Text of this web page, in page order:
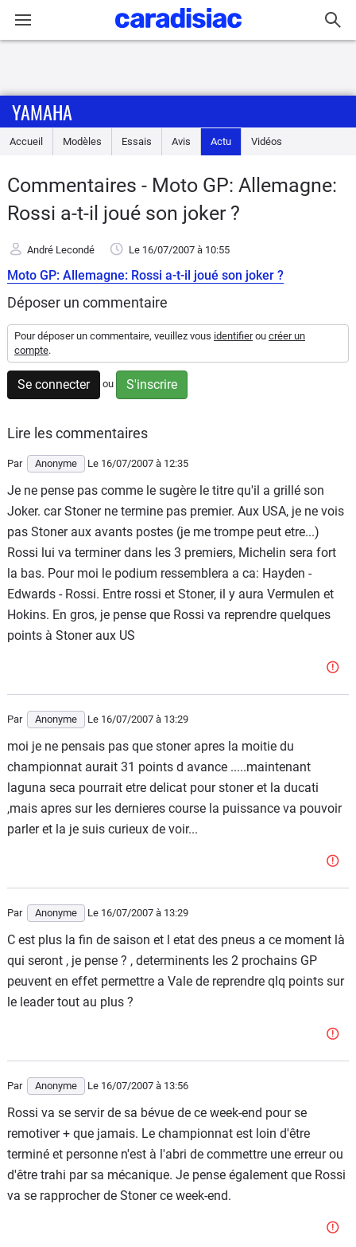
Accueil
Essais
Avis
Scooters
&
125
Marques
Services
Auto
YAMAHA
Accueil Modèles Essais Avis Actu Vidéos
Commentaires - Moto GP: Allemagne:
Rossi a-t-il joué son joker ?
André Lecondé Le 16/07/2007 à 10:55
Moto GP: Allemagne: Rossi a-t-il joué son joker ?
Déposer un commentaire
Pour déposer un commentaire, veuillez vous identifierou créer un
compte.
Se connecter ou S'inscrire
Lire les commentaires
Par Anonyme Le 16/07/2007 à 12:35
Je ne pense pas comme le sugère le titre qu'il a grillé son
Joker. car Stoner ne termine pas premier. Aux USA, je ne vois
pas Stoner aux avants postes (je me trompe peut etre...)
Rossi lui va terminer dans les 3 premiers, Michelin sera fort
la bas. Pour moi le podium ressemblera a ca: Hayden -
Edwards - Rossi. Entre rossi et Stoner, il y aura Vermulen et
Hokins. En gros, je pense que Rossi va reprendre quelques
points à Stoner aux US
Par Anonyme Le 16/07/2007 à 13:29
moi je ne pensais pas que stoner apres la moitie du
championnat aurait 31 points d avance .....maintenant
laguna seca pourrait etre delicat pour stoner et la ducati
,mais apres sur les dernieres course la puissance va pouvoir
parler et la je suis curieux de voir...
Par Anonyme Le 16/07/2007 à 13:29
C est plus la fin de saison et l etat des pneus a ce moment là
qui seront , je pense ? , determinents les 2 prochains GP
peuvent en effet permettre a Vale de reprendre qlq points sur
le leader tout au plus ?
Par Anonyme Le 16/07/2007 à 13:56
Rossi va se servir de sa bévue de ce week-end pour se
remotiver + que jamais. Le championnat est loin d'être
terminé et personne n'est à l'abri de commettre une erreur ou
d'être trahi par sa mécanique. Je pense également que Rossi
va se rapprocher de Stoner ce week-end.